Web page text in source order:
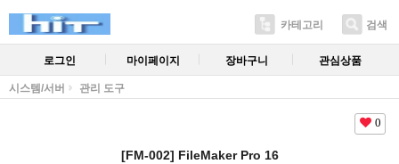
카테고리 검색
로그인 마이페이지 장바구니 관심상품
시스템/서버 관리 도구
0
[FM-002] FileMaker Pro 16